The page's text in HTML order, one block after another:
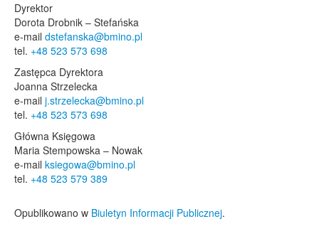
Dyrektor
Dorota Drobnik – Stefańska
e-mail dstefanska@bmino.pl
tel. +48 523 573 698
Zastępca Dyrektora
Joanna Strzelecka
e-mail j.strzelecka@bmino.pl
tel. +48 523 573 698
Główna Księgowa
Maria Stempowska – Nowak
e-mail ksiegowa@bmino.pl
tel. +48 523 579 389
Opublikowano w Biuletyn Informacji Publicznej.